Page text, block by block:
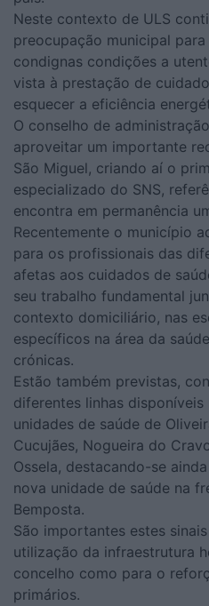
Neste contexto de ULS
preocupação municipal
condignas condições a
vista à prestação de
esquecer a eficiência
O conselho de
aproveitar um importante
São Miguel, criando aí o
especializado do SNS,
encontra em permanência
Recentemente o município
para os profissionais das
afetas aos cuidados de
seu trabalho fundamental
contexto domiciliário, nas
específicos na área da
crónicas.
Estão também previstas,
diferentes linhas disponíveis
unidades de saúde de
Cucujães, Nogueira do
Ossela, destacando-se
nova unidade de saúde na
Bemposta.
São importantes estes
utilização da infraestrutura
concelho como para o
primários.